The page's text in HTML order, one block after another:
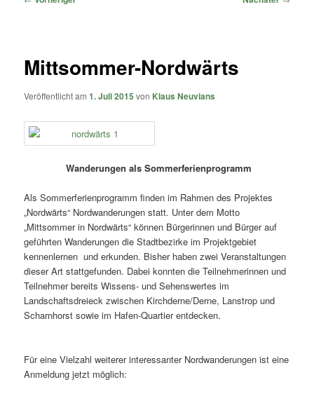
Mittsommer-Nordwärts
Veröffentlicht am1. Juli 2015 von Klaus Neuvians
Wanderungen als Sommerferienprogramm
Als Sommerferienprogramm finden im Rahmen des Projektes
„Nordwärts“ Nordwanderungen statt. Unter dem Motto
„Mittsommer in Nordwärts“ können Bürgerinnen und Bürger auf
geführten Wanderungen die Stadtbezirke im Projektgebiet
kennenlernen und erkunden. Bisher haben zwei Veranstaltungen
dieser Art stattgefunden. Dabei konnten die Teilnehmerinnen und
Teilnehmer bereits Wissens- und Sehenswertes im
Landschaftsdreieck zwischen Kirchderne/Derne, Lanstrop und
Scharnhorst sowie im Hafen-Quartier entdecken.
Für eine Vielzahl weiterer interessanter Nordwanderungen ist eine
Anmeldung jetzt möglich: